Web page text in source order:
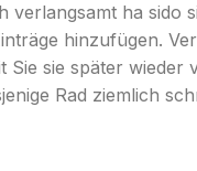
ha sido
hinzufügen.
sie später wieder
Rad ziemlich